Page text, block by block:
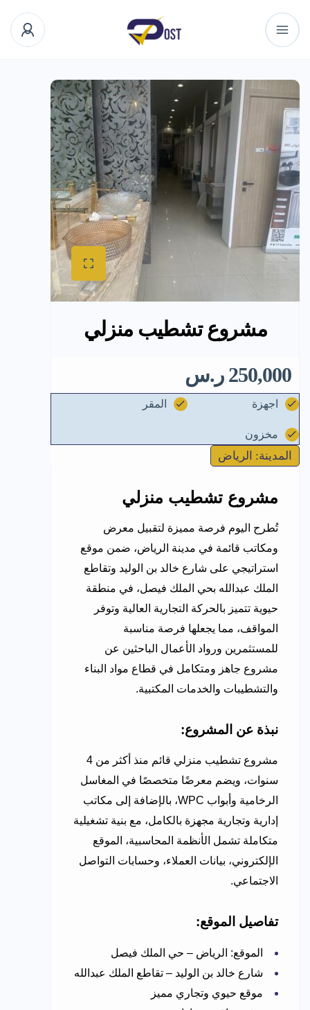
مشروع تشطيب منزلي
250,000 ر.س
اجهزة المقر
مخزون
المدينة: الرياض
مشروع تشطيب منزلي
تُطرح اليوم فرصة مميزة لتقبيل معرض
ومكاتب قائمة في مدينة الرياض، ضمن موقع
استراتيجي على شارع خالد بن الوليد وتقاطع
الملك عبدالله بحي الملك فيصل، في منطقة
حيوية تتميز بالحركة التجارية العالية وتوفر
المواقف، مما يجعلها فرصة مناسبة
للمستثمرين ورواد الأعمال الباحثين عن
مشروع جاهز ومتكامل في قطاع مواد البناء
والتشطيبات والخدمات المكتبية.
نبذة عن المشروع:
مشروع تشطيب منزلي قائم منذ أكثر من 4
سنوات، ويضم معرضًا متخصصًا في المغاسل
الرخامية وأبواب WPC، بالإضافة إلى مكاتب
إدارية وتجارية مجهزة بالكامل، مع بنية تشغيلية
متكاملة تشمل الأنظمة المحاسبية، الموقع
الإلكتروني، بيانات العملاء، وحسابات التواصل
الاجتماعي.
تفاصيل الموقع:
الموقع: الرياض – حي الملك فيصل
شارع خالد بن الوليد – تقاطع الملك عبدالله
موقع حيوي وتجاري مميز